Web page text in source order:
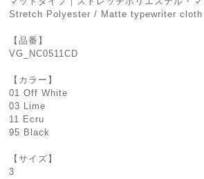
Stretch Polyester / Matte typewriter cloth
【品番】
VG_NC0511CD
【カラー】
01 Off White
03 Lime
11 Ecru
95 Black
【サイズ】
3